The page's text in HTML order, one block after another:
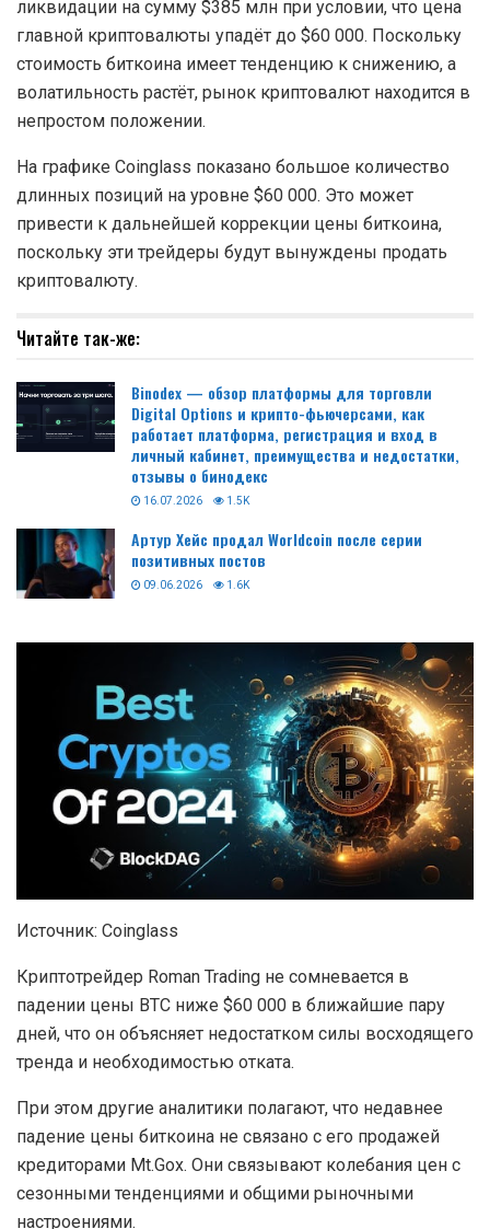
ликвидации на сумму $385 млн при условии, что цена
главной криптовалюты упадёт до $60 000. Поскольку
стоимость биткоина имеет тенденцию к снижению, а
волатильность растёт, рынок криптовалют находится в
непростом положении.
На графике Coinglass показано большое количество
длинных позиций на уровне $60 000. Это может
привести к дальнейшей коррекции цены биткоина,
поскольку эти трейдеры будут вынуждены продать
криптовалюту.
Читайте так-же:
Binodex — обзор платформы для торговли
Digital Options и крипто-фьючерсами, как
работает платформа, регистрация и вход в
личный кабинет, преимущества и недостатки,
отзывы о бинодекс
16.07.2026 1.5K
Артур Хейс продал Worldcoin после серии
позитивных постов
09.06.2026 1.6K
Источник: Coinglass
Криптотрейдер Roman Trading не сомневается в
падении цены BTC ниже $60 000 в ближайшие пару
дней, что он объясняет недостатком силы восходящего
тренда и необходимостью отката.
При этом другие аналитики полагают, что недавнее
падение цены биткоина не связано с его продажей
кредиторами Mt.Gox. Они связывают колебания цен с
сезонными тенденциями и общими рыночными
настроениями.